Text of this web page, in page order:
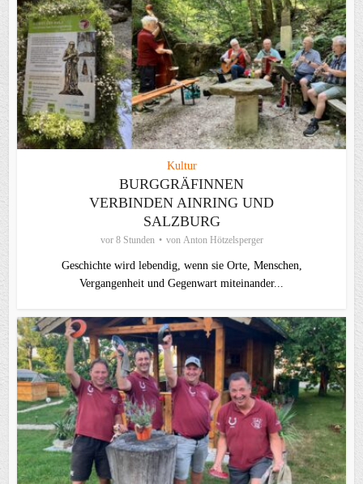
Kultur
BURGGRÄFINNEN
VERBINDEN AINRING UND
SALZBURG
vor 8 Stunden von Anton Hötzelsperger
Geschichte wird lebendig, wenn sie Orte, Menschen,
Vergangenheit und Gegenwart miteinander...